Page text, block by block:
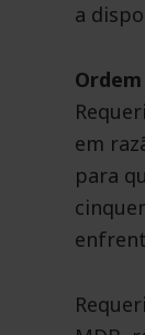
a
em
para